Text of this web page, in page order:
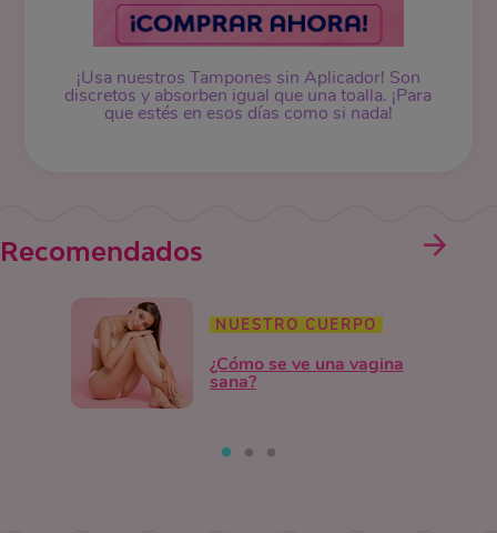
¡Usa nuestros Tampones sin Aplicador! Son
discretos y absorben igual que una toalla. ¡Para
que estés en esos días como si nada!
Recomendados
NUESTRO CUERPO
¿Cómo se ve una vagina
sana?